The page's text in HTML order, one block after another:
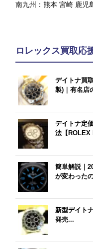
南九州：熊本 宮崎 鹿児
ロレックス買取応
デイトナ買
製)｜有名店
デイトナ定
法【ROLEX
簡単解説｜
が変わった
新型デイト
発売...